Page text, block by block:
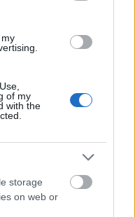
of my
with the
storage
on web or
légtechnika az